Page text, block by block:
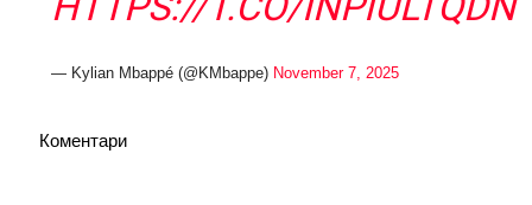
— Kylian Mbappé (@KMbappe) November 7, 2025
Коментари